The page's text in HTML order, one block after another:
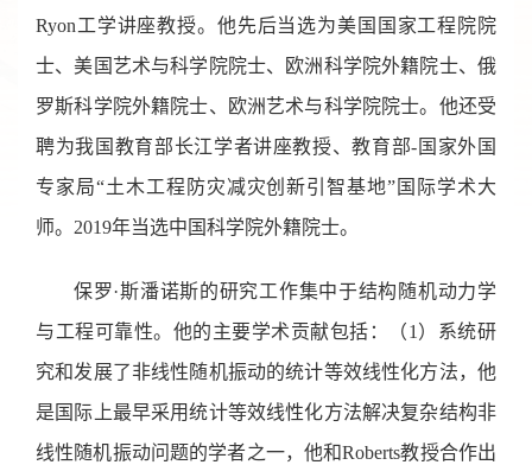
Ryon工学讲座教授。他先后当选为美国国家工程院院
士、美国艺术与科学院院士、欧洲科学院外籍院士、俄
罗斯科学院外籍院士、欧洲艺术与科学院院士。他还受
聘为我国教育部长江学者讲座教授、教育部-国家外国
专家局“土木工程防灾减灾创新引智基地”国际学术大
师。2019年当选中国科学院外籍院士。
保罗·斯潘诺斯的研究工作集中于结构随机动力学
与工程可靠性。他的主要学术贡献包括：（1）系统研
究和发展了非线性随机振动的统计等效线性化方法，他
是国际上最早采用统计等效线性化方法解决复杂结构非
线性随机振动问题的学者之一，他和Roberts教授合作出